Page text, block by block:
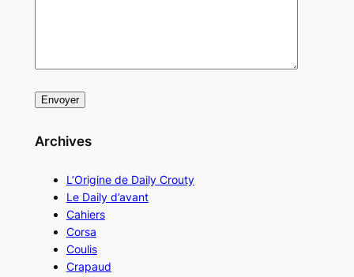
Archives
L’Origine de Daily Crouty
Le Daily d’avant
Cahiers
Corsa
Coulis
Crapaud